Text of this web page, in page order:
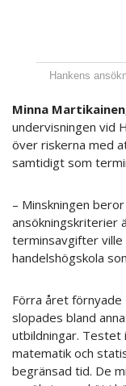
Hankens
Minna Martikainen
undervisningen vid
över riskerna med
samtidigt som
– Minskningen
ansökningskriterier
terminsavgifter ville
handelshögskola
Förra året förnyade
slopades bland
utbildningar. Testet
matematik och
begränsad tid. De